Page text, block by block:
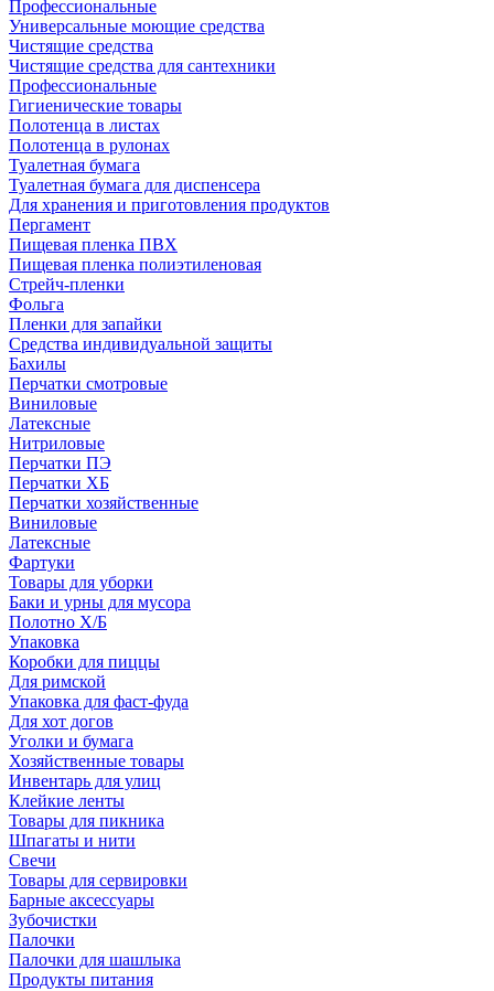
Профессиональные
Универсальные моющие средства
Чистящие средства
Чистящие средства для сантехники
Профессиональные
Гигиенические товары
Полотенца в листах
Полотенца в рулонах
Туалетная бумага
Туалетная бумага для диспенсера
Для хранения и приготовления продуктов
Пергамент
Пищевая пленка ПВХ
Пищевая пленка полиэтиленовая
Стрейч-пленки
Фольга
Пленки для запайки
Средства индивидуальной защиты
Бахилы
Перчатки смотровые
Виниловые
Латексные
Нитриловые
Перчатки ПЭ
Перчатки ХБ
Перчатки хозяйственные
Виниловые
Латексные
Фартуки
Товары для уборки
Баки и урны для мусора
Полотно Х/Б
Упаковка
Коробки для пиццы
Для римской
Упаковка для фаст-фуда
Для хот догов
Уголки и бумага
Хозяйственные товары
Инвентарь для улиц
Клейкие ленты
Товары для пикника
Шпагаты и нити
Свечи
Товары для сервировки
Барные аксессуары
Зубочистки
Палочки
Палочки для шашлыка
Продукты питания